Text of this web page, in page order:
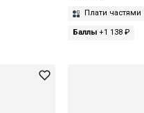
Плати частями
Баллы+1 138 ₽